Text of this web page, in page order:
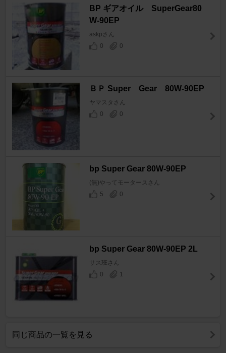
BP ギアオイル SuperGear80
W-90EP
askpさん
0
0
ＢＰ Super Gear 80W-90EP
ヤマスタさん
0
0
bp Super Gear 80W-90EP
(無)やってモータースさん
5
0
bp Super Gear 80W-90EP 2L
サス班さん
0
1
同じ商品の一覧を見る